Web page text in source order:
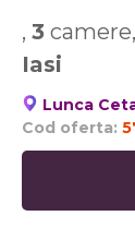
, 3
Iasi
Lunca
Cod oferta: